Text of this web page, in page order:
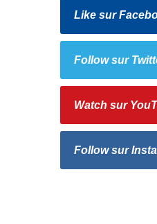
Like sur
Follow sur
Watch sur
Follow sur